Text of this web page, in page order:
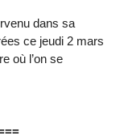
dans sa
ce jeudi 2 mars
où l’on se